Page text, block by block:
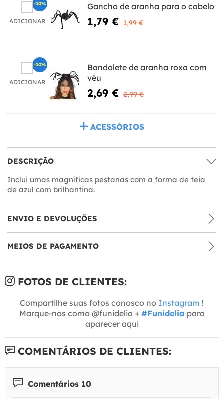
ADICIONAR
Gancho de aranha para o cabelo
1,79 € 1,99 €
-10%
ADICIONAR
Bandolete de aranha roxa com
véu
2,69 € 2,99 €
-10%
ACESSÓRIOS
DESCRIÇÃO
Inclui umas magníficas pestanas com a forma de teia
de azul com brilhantina.
ENVIO E DEVOLUÇÕES
MEIOS DE PAGAMENTO
FOTOS DE CLIENTES:
Compartilhe suas fotos conosco no Instagram !
Marque-nos como @funidelia + #Funidelia para
aparecer aqui
COMENTÁRIOS DE CLIENTES:
Comentários 10